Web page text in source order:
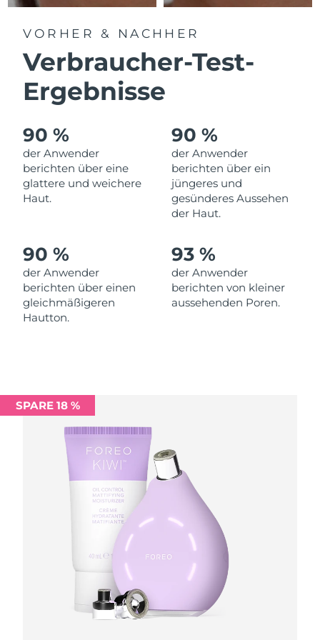
VORHER & NACHHER
Verbraucher-Test-
Ergebnisse
90 %
der Anwender
berichten über eine
glattere und weichere
Haut.
90 %
der Anwender
berichten über ein
jüngeres und
gesünderes Aussehen
der Haut.
90 %
der Anwender
berichten über einen
gleichmäßigeren
Hautton.
93 %
der Anwender
berichten von kleiner
aussehenden Poren.
SPARE 18 %
Litauen Erwartete Lieferung8/9/26
Sonderverwaltungsregion
Macau
Malaysia Erwartete Lieferung
Malta Erwartete Lieferung
Mexiko Erwartete Lieferung 8/13/26
Niederlande Erwartete Lieferung
Neuseeland Erwartete Lieferung8/9/26
Philippinen
Portugal Erwartete Lieferung
Erwartete Lieferung
Erwartete Lieferung
Erwartete Lieferung
Erwartete Lieferung